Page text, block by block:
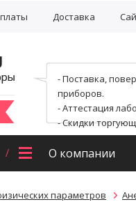
Доставка
- Поставка,
приборов.
- Аттестация
- Скидки
О компании
параметров